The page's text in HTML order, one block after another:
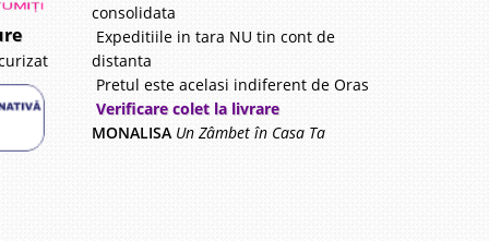
Lei
!!!
consolidata
Expeditiile in tara NU tin cont de
distanta
Pretul este acelasi indiferent de Oras
Verificare colet la livrare
MONALISA Un Zâmbet în Casa Ta